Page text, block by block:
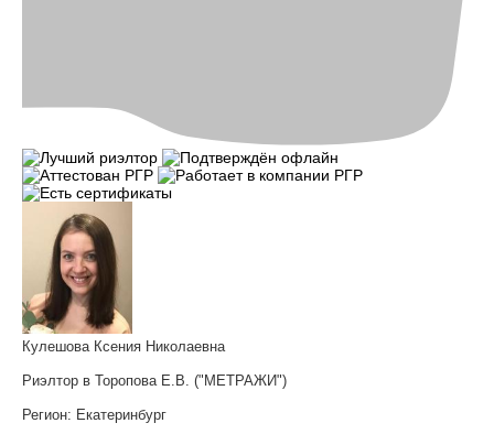
Кулешова Ксения Николаевна
Риэлтор в Торопова Е.В. ("МЕТРАЖИ")
Регион: Екатеринбург